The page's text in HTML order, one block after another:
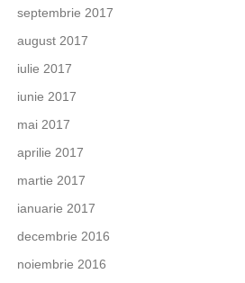
septembrie 2017
august 2017
iulie 2017
iunie 2017
mai 2017
aprilie 2017
martie 2017
ianuarie 2017
decembrie 2016
noiembrie 2016